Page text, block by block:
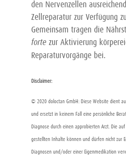
den Nervenzellen
Zellreparatur zur Verfügung
Gemeinsam tragen die
forte zur Aktivierung
Reparaturvorgänge bei.
Disclaimer:
© 2020 doloctan GmbH: Diese Website dient
und ersetzt in keinem Fall eine persönliche
Diagnose durch einen approbierten Arzt. Die
gestellten Inhalte können und dürfen nicht zur
Diagnosen und/oder einer Eigenmedikation